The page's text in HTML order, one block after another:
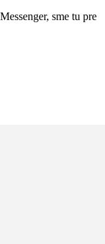
sme tu pre